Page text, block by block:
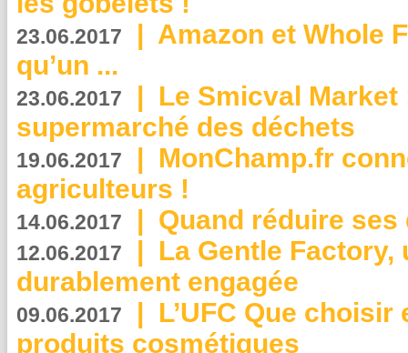
23.06.2017 | Amazon et Whole
qu’un ...
23.06.2017 | Le Smicval
supermarché des déchets
19.06.2017 | MonChamp.fr
agriculteurs !
14.06.2017 | Quand réduire
12.06.2017 | La Gentle
durablement engagée
09.06.2017 | L’UFC Que
produits cosmétiques